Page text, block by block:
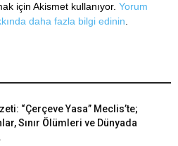
için Akismet kullanıyor. Yorum
daha fazla bilgi edinin
“Çerçeve Yasa” Meclis’te;
Sınır Ölümleri ve Dünyada